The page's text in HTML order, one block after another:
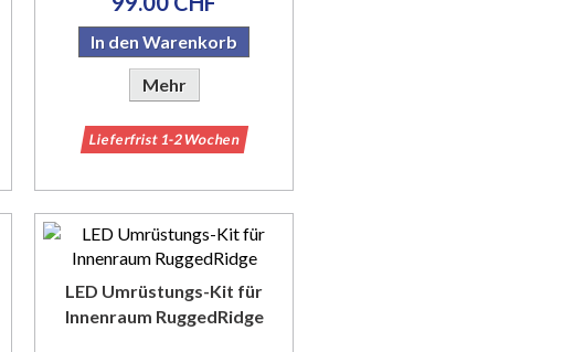
In den Warenkorb
Mehr
Lieferfrist 1-2 Wochen
LED Umrüstungs-Kit für
Innenraum RuggedRidge